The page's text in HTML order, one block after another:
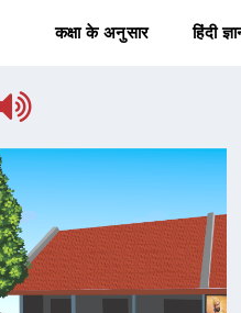
कक्षा के अनुसार हिंदी